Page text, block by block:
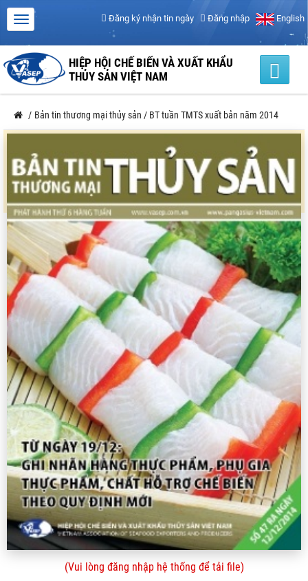
Đăng ký nhận tin ngày Đăng nhập English
HIỆP HỘI CHẾ BIẾN VÀ XUẤT KHẨU
THỦY SẢN VIỆT NAM
/ Bản tin thương mại thủy sản / BT tuần TMTS xuất bản năm 2014
(Vui lòng đăng nhập hệ thống để tải file)